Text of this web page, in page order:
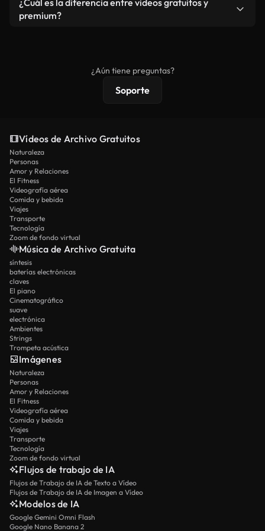
vídeos. Solo asegúrese de que el producto final no
¿Cuál es la diferencia entre videos gratuitos y
premium?
protecciones de licencia extendidas.
¿Aún tiene preguntas?
Soporte
Vídeos de Archivo Gratuitos
Naturaleza
Personas
Amor y Relaciones
El Fitness
Videografía aérea
Comida y bebida
Viajes
Transporte
Tecnología
Zoom de fondo virtual
Música de Archivo Gratuita
síntesis
baterías electrónicas
claves
El piano
Cinematográfico
suave
electrónica
Ambientes
Strings
Trompeta acústica
Imágenes
Naturaleza
Personas
Amor y Relaciones
El Fitness
Videografía aérea
Comida y bebida
Viajes
Transporte
Tecnología
Zoom de fondo virtual
Flujos de trabajo de IA
Flujos de Trabajo de IA de Texto a Vídeo
Flujos de Trabajo de IA de Imagen a Vídeo
Modelos de IA
Google Gemini Omni Flash
Google Nano Banana 2